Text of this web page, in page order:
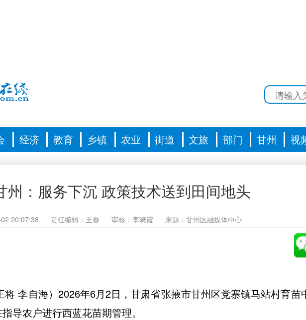
经济 教育 乡镇 农业 街道 文旅 部门 甘州 视
州：服务下沉 政策技术送到田间地头
20:07:38 责任编辑：王睿 审核：李晓霞 来源：甘州区融媒体中心
将 李自海）2026年6月2日，甘肃省张掖市甘州区党寨镇马站村育苗
导农户进行西蓝花苗期管理。